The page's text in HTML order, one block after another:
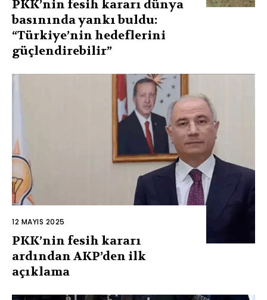
PKK’nin fesih kararı dünya
basınında yankı buldu:
“Türkiye’nin hedeflerini
güçlendirebilir”
12 MAYIS 2025
PKK’nin fesih kararı
ardından AKP’den ilk
açıklama